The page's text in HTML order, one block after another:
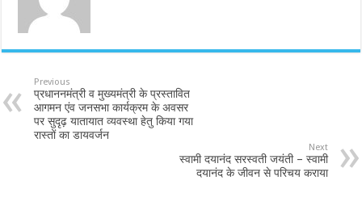
Previous
प्रधाननमंत्री व मुख्यमंत्री के प्रस्तावित
आगमन एंव जनसभा कार्यक्रम के अवसर
पर सुदृढ़ यातायात व्यवस्था हेतु किया गया
रास्तों का डायवर्जन
Next
स्वामी दयानंद सरस्वती जयंती – स्वामी
दयानंद के जीवन से परिचय कराया